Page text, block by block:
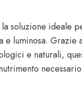
la soluzione ideale
luminosa. Grazie
e naturali,